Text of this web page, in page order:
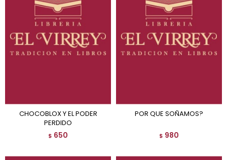
CHOCOBLOX Y EL PODER
PERDIDO
$ 650
POR QUE SOÑAMOS?
$ 980